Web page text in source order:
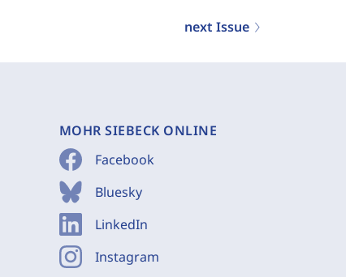
next Issue
MOHR SIEBECK ONLINE
Facebook
Bluesky
LinkedIn
Instagram